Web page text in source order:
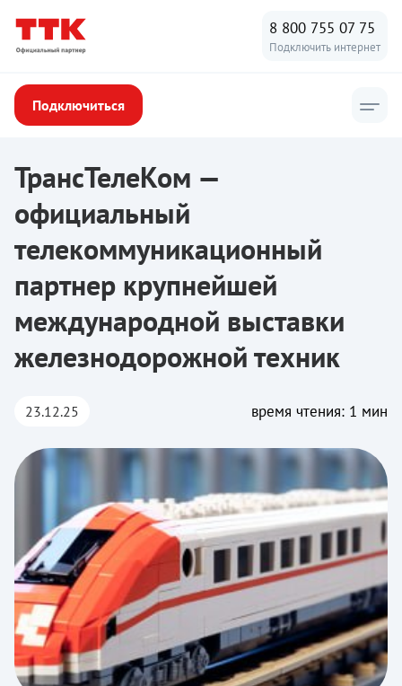
8 800 755 07 75
Подключить интернет
Подключиться
ТТК Новости ТТК
ТрансТелеКом —
официальный
телекоммуникационный
партнер крупнейшей
международной выставки
железнодорожной техник
23.12.25 время чтения: 1 мин